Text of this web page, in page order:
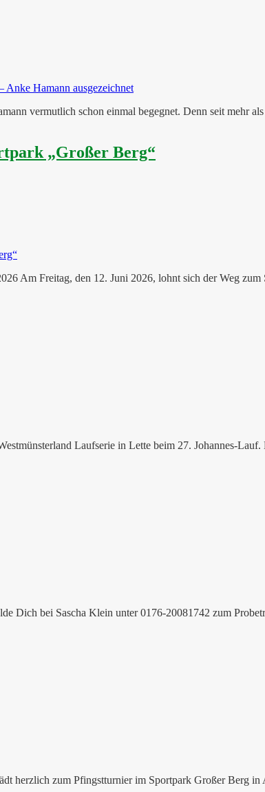
vermutlich schon einmal begegnet. Denn seit mehr
„Großer Berg“
Am Freitag, den 12. Juni 2026, lohnt sich der Weg
Laufserie in Lette beim 27. Johannes-
Dich bei Sascha Klein unter 0176-20081742 zum
herzlich zum Pfingstturnier im Sportpark Großer Berg in